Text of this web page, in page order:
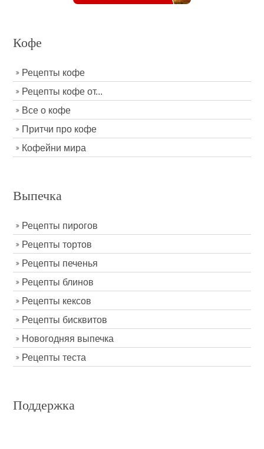
Кофе
Рецепты кофе
Рецепты кофе от...
Все о кофе
Притчи про кофе
Кофейни мира
Выпечка
Рецепты пирогов
Рецепты тортов
Рецепты печенья
Рецепты блинов
Рецепты кексов
Рецепты бисквитов
Новогодняя выпечка
Рецепты теста
Поддержка